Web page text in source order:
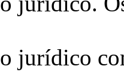
jurídico